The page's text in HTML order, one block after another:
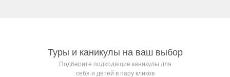
Подберите подходящие каникулы для
себя и детей в пару кликов
Туры и каникулы на ваш выбор